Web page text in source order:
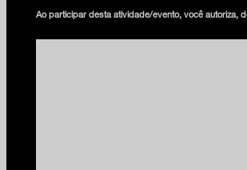
Ao participar desta atividade/evento, você autoriza,